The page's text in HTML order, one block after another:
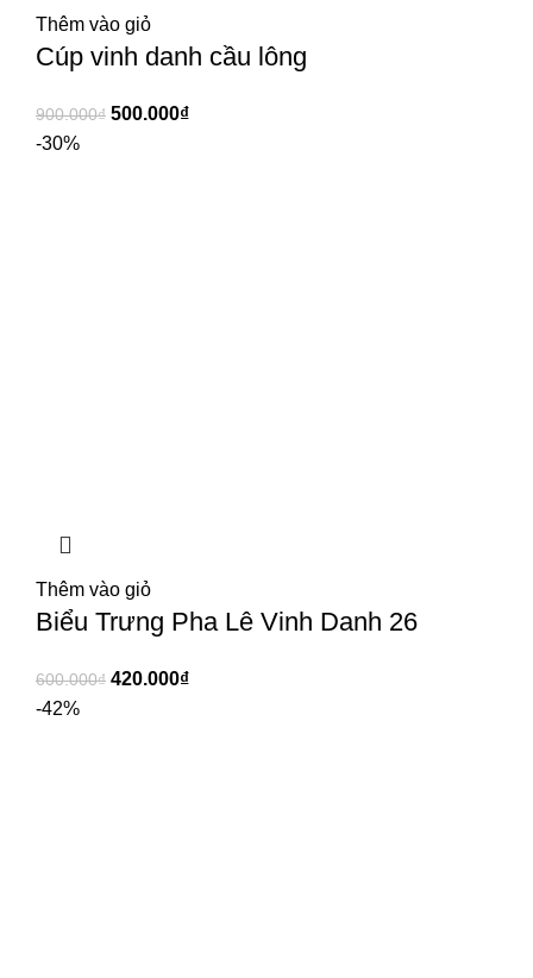
Thêm vào giỏ
Cúp vinh danh cầu lông
900.000₫ 500.000₫
-30%
Thêm vào giỏ
Biểu Trưng Pha Lê Vinh Danh 26
600.000₫ 420.000₫
-42%